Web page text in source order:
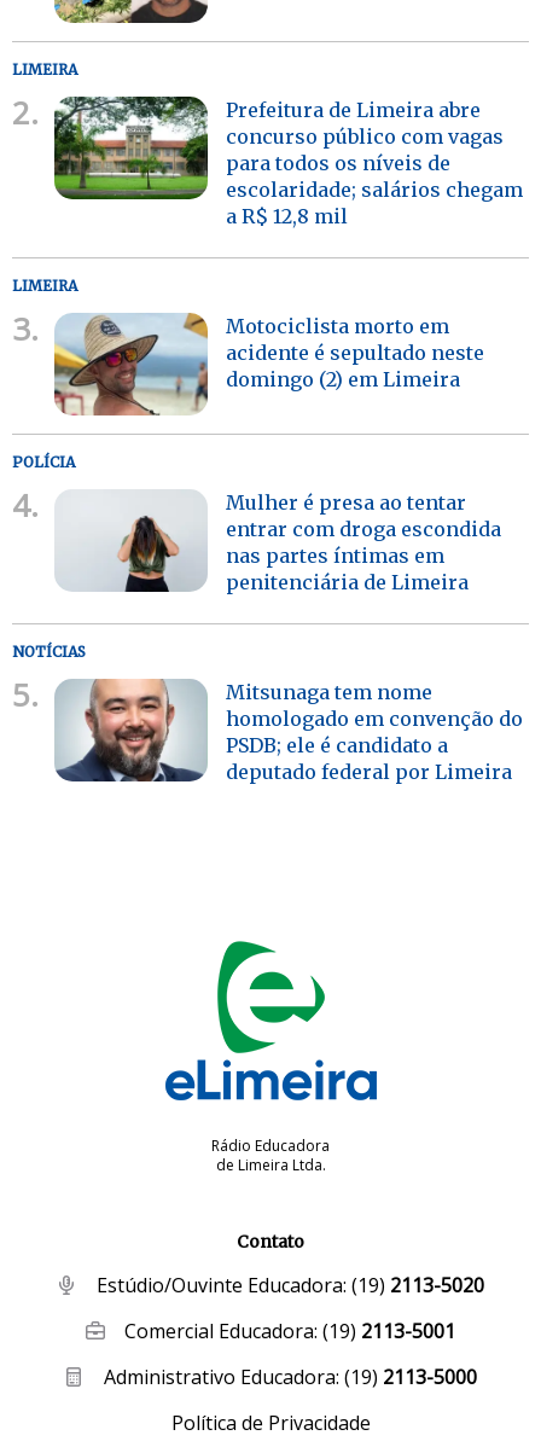
LIMEIRA
2.
Prefeitura de Limeira abre
concurso público com vagas
para todos os níveis de
escolaridade; salários chegam
a R$ 12,8 mil
LIMEIRA
3.
Motociclista morto em
acidente é sepultado neste
domingo (2) em Limeira
POLÍCIA
4.
Mulher é presa ao tentar
entrar com droga escondida
nas partes íntimas em
penitenciária de Limeira
NOTÍCIAS
5.
Mitsunaga tem nome
homologado em convenção do
PSDB; ele é candidato a
deputado federal por Limeira
Rádio Educadora
de Limeira Ltda.
Contato
Estúdio/Ouvinte Educadora: (19) 2113-5020
Comercial Educadora:(19) 2113-5001
Administrativo Educadora: (19) 2113-5000
Política de Privacidade